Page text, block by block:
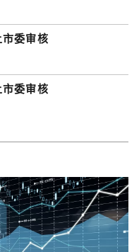
委审核
委审核